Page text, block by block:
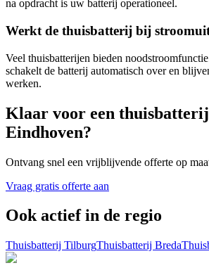
na opdracht is uw batterij operationeel.
Werkt de thuisbatterij bij
Veel thuisbatterijen bieden
schakelt de batterij automatisch over en
werken.
Klaar voor een
Eindhoven?
Ontvang snel een vrijblijvende offerte op
Vraag gratis offerte aan
Ook actief in de regio
Thuisbatterij TilburgThuisbatterij Breda